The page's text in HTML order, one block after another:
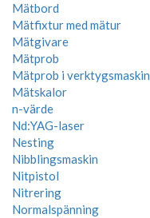
Mätbord
Mätfixtur med mätur
Mätgivare
Mätprob
Mätprob i verktygsmaskin
Mätskalor
n-värde
Nd:YAG-laser
Nesting
Nibblingsmaskin
Nitpistol
Nitrering
Normalspänning